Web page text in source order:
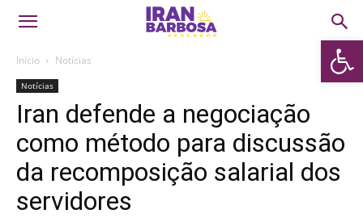
Abrir
Início Notícias
Notícias
Iran defende a negociação
como método para discussão
da recomposição salarial dos
servidores